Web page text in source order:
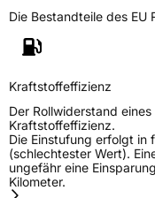
Generelle Merkmale
Fahrzeugtyp
Verwendung
ModellnameRGS02
FahrzeugartPKW &
Weitere Eigenschaften
Die Bestandteile des EU
Kraftstoffeffizienz
Der Rollwiderstand
Kraftstoffeffizienz.
Die Einstufung erfolgt in
(schlechtester Wert).
ungefähr eine
Kilometer.